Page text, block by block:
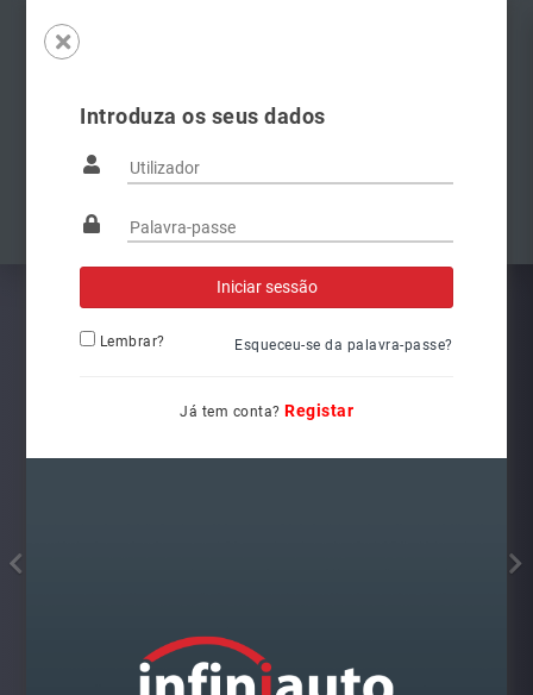
Introduza os seus dados
Lembrar? Esqueceu-se da palavra-passe?
Já tem conta? Registar
Famílias